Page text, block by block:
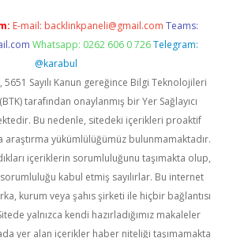
E-mail: backlinkpaneli@gmail.com Teams:
Whatsapp: 0262 606 0 726 Telegram:
@karabul
5651 Sayılı Kanun gereğince Bilgi Teknolojileri
tarafından onaylanmış bir Yer Sağlayıcı
Bu nedenle, sitedeki içerikleri proaktif
yükümlülüğümüz bulunmamaktadır.
içeriklerin sorumluluğunu taşımakta olup,
kabul etmiş sayılırlar. Bu internet
kurum veya şahıs şirketi ile hiçbir bağlantısı
yalnızca kendi hazırladığımız makaleler
yer alan içerikler haber niteliği taşımamakta